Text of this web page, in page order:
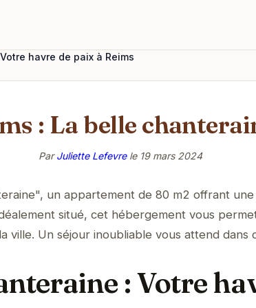
havre de paix à Reims
: La belle
ParJuliette Lefevrele 19 mars 2024
un appartement de 80 m2 offrant
situé, cet hébergement vous
ville. Un séjour inoubliable vous attend dans
: Votre